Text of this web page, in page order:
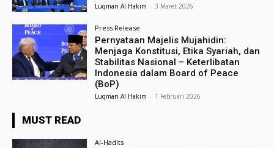
Luqman Al Hakim - 3 Maret 2026
Press Release
Pernyataan Majelis Mujahidin:
Menjaga Konstitusi, Etika Syariah, dan
Stabilitas Nasional – Keterlibatan
Indonesia dalam Board of Peace
(BoP)
Luqman Al Hakim - 1 Februari 2026
MUST READ
Al-Hadits